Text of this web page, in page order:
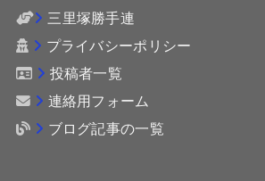
三里塚勝手連
プライバシーポリシー
投稿者一覧
連絡用フォーム
ブログ記事の一覧